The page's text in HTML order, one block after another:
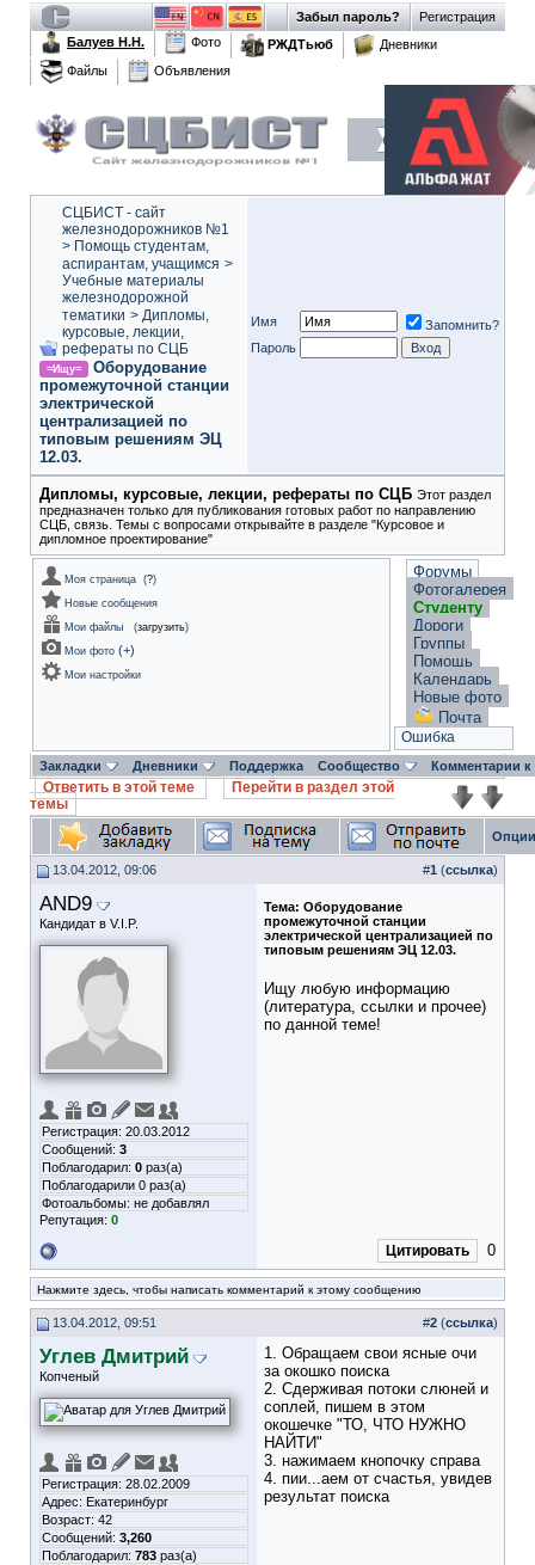
Регистрация
Забыл пароль?
Балуев Н.Н.
Фото РЖДТьюб
Дневники
Файлы
Объявления
СЦБИСТ - сайт
железнодорожников №1
> Помощь студентам,
аспирантам, учащимся >
Учебные материалы
железнодорожной
тематики > Дипломы,
курсовые, лекции,
рефераты по СЦБ
=Ищу=
Оборудование
промежуточной станции
электрической
централизацией по
типовым решениям ЭЦ
12.03.
Имя
Запомнить?
Пароль
Дипломы, курсовые, лекции, рефераты по СЦБ Этот раздел
предназначен только для публикования готовых работ по направлению
СЦБ, связь. Темы с вопросами открывайте в разделе "Курсовое и
дипломное проектирование"
Моя страница (?)
Новые сообщения
Мои файлы
(загрузить)
Мои фото (+)
Мои настройки
Форумы
Фотогалерея
Студенту
Дороги
Группы
Помощь
Календарь
Новые фото
Почта
Ошибка
Закладки Дневники Поддержка Сообщество Комментарии
Ответить в этой теме
Перейти в раздел этой
темы
13.04.2012, 09:06 #1 (ссылка)
AND9
Кандидат в V.I.P.
Регистрация: 20.03.2012
Сообщений: 3
Поблагодарил: 0 раз(а)
Поблагодарили 0 раз(а)
Фотоальбомы: не добавлял
Репутация: 0
Тема: Оборудование
промежуточной станции
электрической централизацией по
типовым решениям ЭЦ 12.03.
Ищу любую информацию
(литература, ссылки и прочее)
по данной теме!
Цитировать 0
Нажмите здесь, чтобы написать комментарий к этому сообщению
13.04.2012, 09:51 #2 (ссылка)
Углев Дмитрий
Копченый
Регистрация: 28.02.2009
Адрес: Екатеринбург
Возраст: 42
Сообщений: 3,260
Поблагодарил: 783 раз(а)
1. Обращаем свои ясные очи
за окошко поиска
2. Сдерживая потоки слюней и
соплей, пишем в этом
окошечке "ТО, ЧТО НУЖНО
НАЙТИ"
3. нажимаем кнопочку справа
4. пии...аем от счастья, увидев
результат поиска